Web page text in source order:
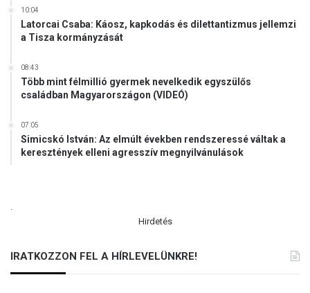
10:04
Latorcai Csaba: Káosz, kapkodás és dilettantizmus jellemzi
a Tisza kormányzását
08:43
Több mint félmillió gyermek nevelkedik egyszülős
családban Magyarországon (VIDEÓ)
07:05
Simicskó István: Az elmúlt években rendszeressé váltak a
keresztények elleni agresszív megnyilvánulások
.
Hirdetés
IRATKOZZON FEL A HÍRLEVELÜNKRE!